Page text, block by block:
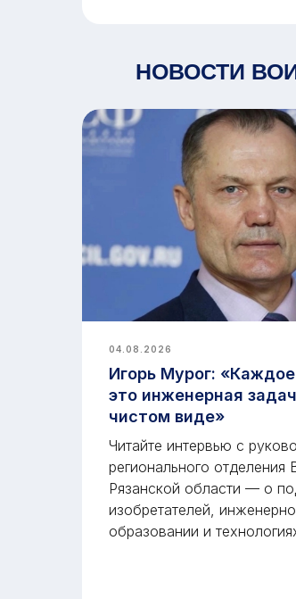
НОВОСТИ
04.08.2026
Игорь Мурог:
это инженерная
чистом виде»
Читайте интервью с
регионального отделения
Рязанской области — о
изобретателей,
образовании и